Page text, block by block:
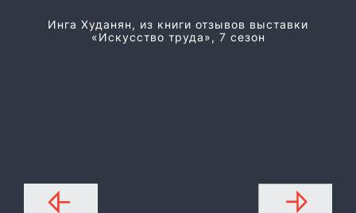
Инга Худанян, из книги отзывов выставки
«Искусство труда», 7 сезон